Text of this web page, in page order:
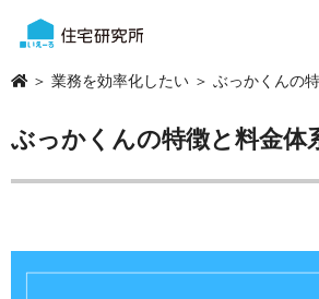
＞ 業務を効率化したい ＞ ぶっかくんの
ぶっかくんの特徴と料金体